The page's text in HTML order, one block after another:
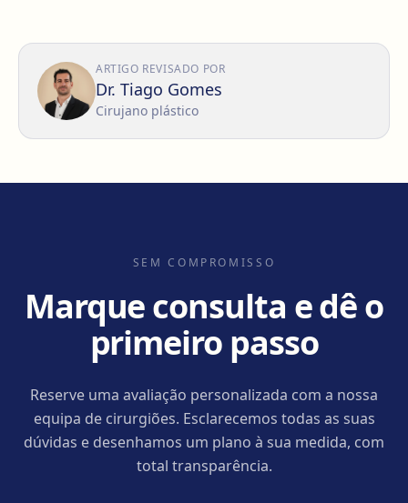
ARTIGO REVISADO POR
Dr. Tiago Gomes
Cirujano plástico
SEM COMPROMISSO
Marque consulta e dê o
primeiro passo
Reserve uma avaliação personalizada com a nossa
equipa de cirurgiões. Esclarecemos todas as suas
dúvidas e desenhamos um plano à sua medida, com
total transparência.